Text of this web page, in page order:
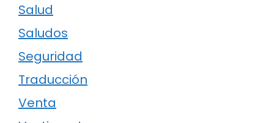
Salud
Saludos
Seguridad
Traducción
Venta